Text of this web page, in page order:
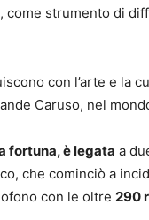
come strumento di
con l’arte e la
Caruso, nel
fortuna, è legata a
che cominciò a
con le oltre 290